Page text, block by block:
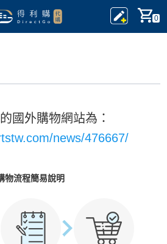
0
國外購物網站為：
news/476667/
物流程簡易說明